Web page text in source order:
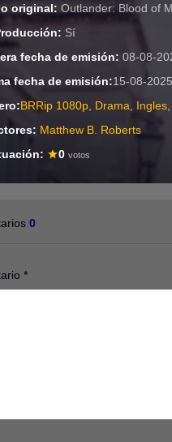
original: Outlander: Blood of
Sí
fecha de emisión: 08-08-
fecha de emisión:15-08-2025
BRRip 1080p Drama Ingles
Matthew B. Roberts
0 votos
0
*